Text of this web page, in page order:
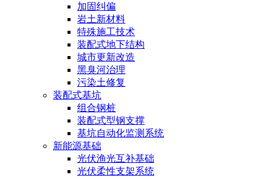
加固纠偏
岩土新材料
特殊施工技术
装配式地下结构
城市更新改造
黑臭河治理
污染土修复
装配式基坑
组合钢桩
装配式型钢支撑
基坑自动化监测系统
新能源基础
光伏渔光互补基础
光伏柔性支架系统